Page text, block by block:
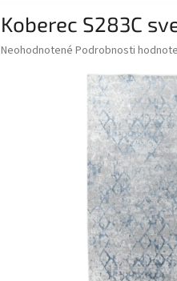
Koberec S283C
Priemerné
Neohodnotené Podrobnosti